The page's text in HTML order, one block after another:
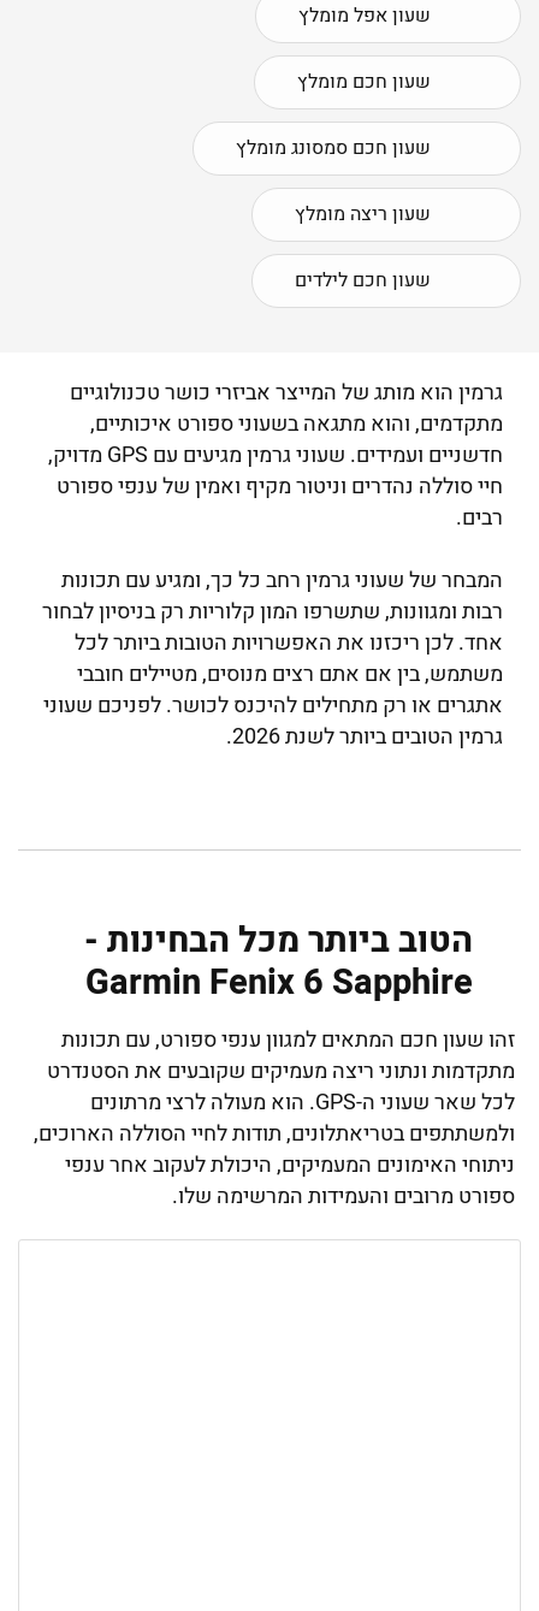
שעון אפל מומלץ
שעון חכם מומלץ
שעון חכם סמסונג מומלץ
שעון ריצה מומלץ
שעון חכם לילדים
גרמין הוא מותג של המייצר אביזרי כושר טכנולוגיים
מתקדמים, והוא מתגאה בשעוני ספורט איכותיים,
חדשניים ועמידים. שעוני גרמין מגיעים עם GPS מדויק,
חיי סוללה נהדרים וניטור מקיף ואמין של ענפי ספורט
רבים.
המבחר של שעוני גרמין רחב כל כך, ומגיע עם תכונות
רבות ומגוונות, שתשרפו המון קלוריות רק בניסיון לבחור
אחד. לכן ריכזנו את האפשרויות הטובות ביותר לכל
משתמש, בין אם אתם רצים מנוסים, מטיילים חובבי
אתגרים או רק מתחילים להיכנס לכושר. לפניכם שעוני
גרמין הטובים ביותר לשנת 2026.
הטוב ביותר מכל הבחינות -
Garmin Fenix 6 Sapphire
זהו שעון חכם המתאים למגוון ענפי ספורט, עם תכונות
מתקדמות ונתוני ריצה מעמיקים שקובעים את הסטנדרט
לכל שאר שעוני ה-GPS. הוא מעולה לרצי מרתונים
ולמשתתפים בטריאתלונים, תודות לחיי הסוללה הארוכים,
ניתוחי האימונים המעמיקים, היכולת לעקוב אחר ענפי
ספורט מרובים והעמידות המרשימה שלו.